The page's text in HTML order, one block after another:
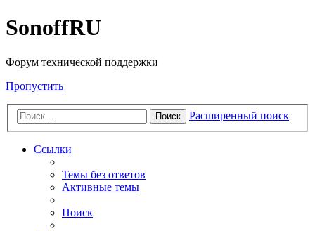
SonoffRU
Форум технической поддержки
Пропустить
Поиск Расширенный поиск
Ссылки
Темы без ответов
Активные темы
Поиск